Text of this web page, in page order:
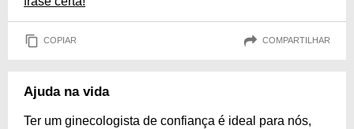
COPIAR COMPARTILHAR
Ajuda na vida
Ter um ginecologista de confiança é ideal para nós,